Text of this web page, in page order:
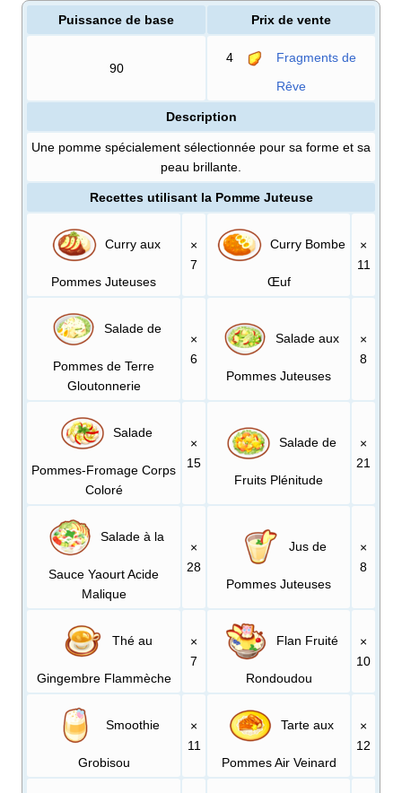
Puissance de base Prix de vente
90
4 Fragments de
Rêve
Description
Une pomme spécialement sélectionnée pour sa forme et sa
peau brillante.
Recettes utilisant la Pomme Juteuse
Curry aux
Pommes Juteuses
×
7
Curry Bombe
Œuf
×
11
Salade de
Pommes de Terre
Gloutonnerie
×
6
Salade aux
Pommes Juteuses
×
8
Salade
Pommes-Fromage Corps
Coloré
×
15
Salade de
Fruits Plénitude
×
21
Salade à la
Sauce Yaourt Acide
Malique
×
28
Jus de
Pommes Juteuses
×
8
Thé au
Gingembre Flammèche
×
7
Flan Fruité
Rondoudou
×
10
Smoothie
Grobisou
×
11
Tarte aux
Pommes Air Veinard
×
12